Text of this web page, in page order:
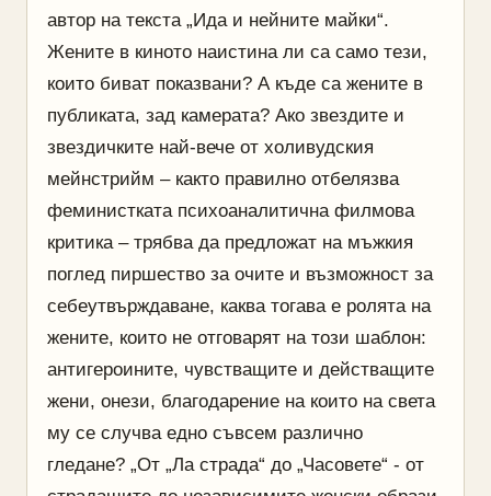
автор на текста „Ида и нейните майки“.
Жените в киното наистина ли са само тези,
които биват показвани? А къде са жените в
публиката, зад камерата? Ако звездите и
звездичките най-вече от холивудския
мейнстрийм – както правилно отбелязва
феминистката психоаналитична филмова
критика – трябва да предложат на мъжкия
поглед пиршество за очите и възможност за
себеутвърждаване, каква тогава е ролята на
жените, които не отговарят на този шаблон:
антигероините, чувстващите и действащите
жени, онези, благодарение на които на света
му се случва едно съвсем различно
гледане? „От „Ла страда“ до „Часовете“ - от